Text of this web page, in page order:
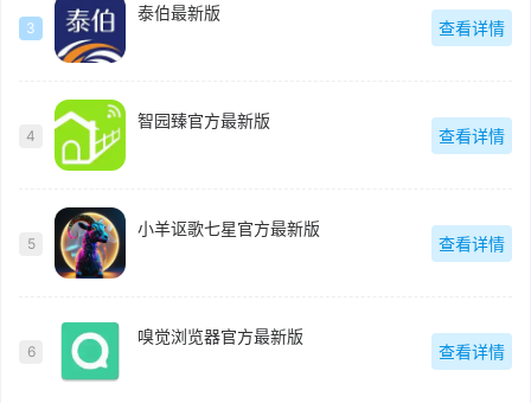
3
泰伯最新版
查看详情
4
智园臻官方最新版
查看详情
5
小羊讴歌七星官方最新版
查看详情
6
嗅觉浏览器官方最新版
查看详情